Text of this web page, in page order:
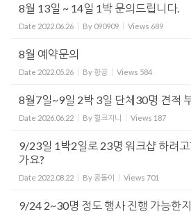
8월 13일 ~ 14일 1박 문의드립니다.
Date 2022.06.26 By 090909 Views 689
8월 예약문의
Date 2022.05.26 By 항공 Views 584
8월7일~9일 2박 3일 단체30명 견적
Date 2026.06.22 By 헐크지니 Views 187
9/23일 1박2일로 23명 워크샵 하려
가요?
Date 2022.08.22 By콩돌이 Views 701
9/24 2~30명 정도 행사 진행 가능한